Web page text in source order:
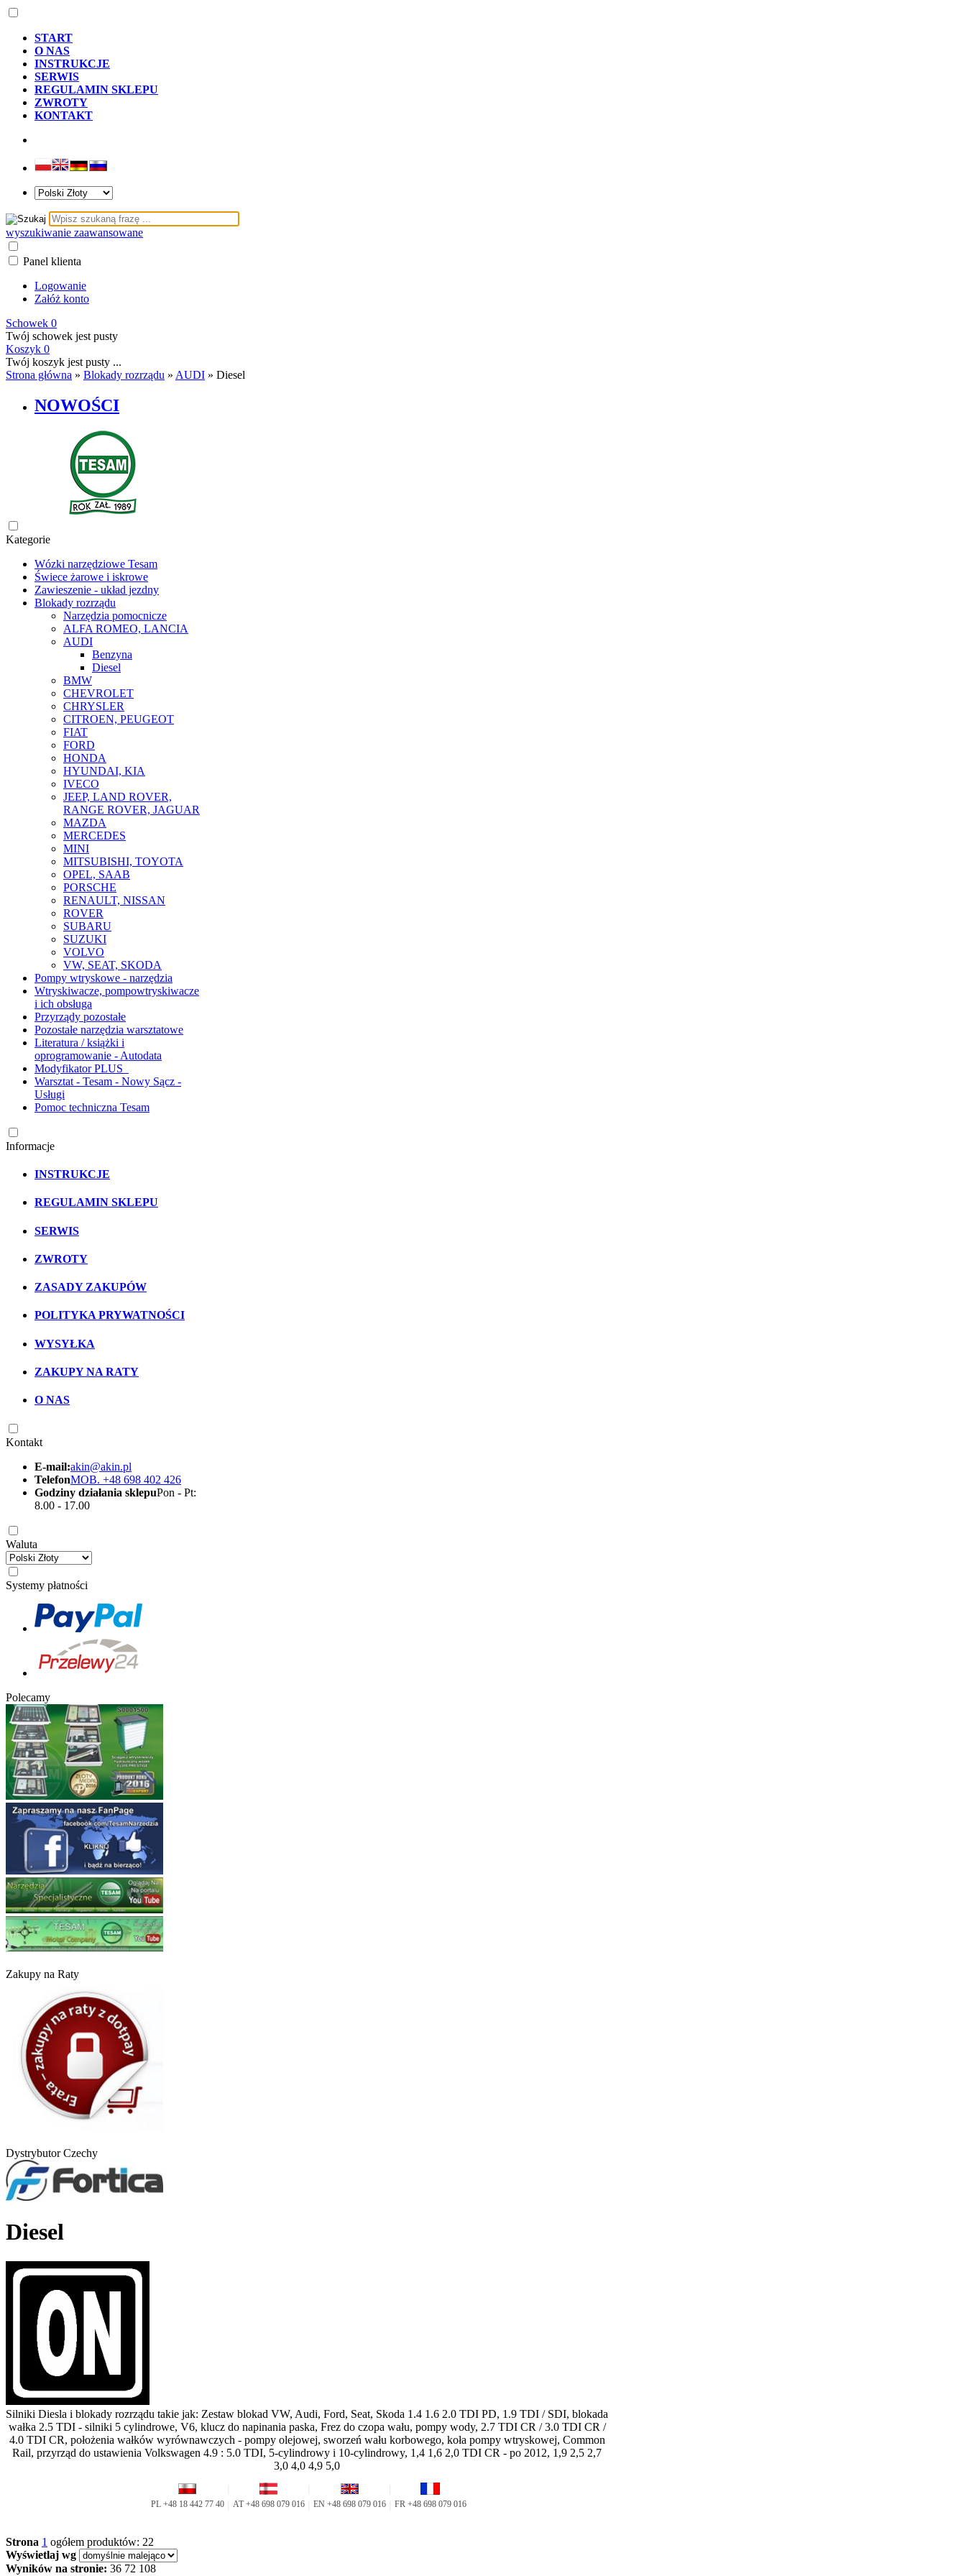
START
O NAS
INSTRUKCJE
SERWIS
REGULAMIN SKLEPU
ZWROTY
KONTAKT
wyszukiwanie zaawansowane
Panel klienta
Logowanie
Załóż konto
Schowek 0
Twój schowek jest pusty
Koszyk 0
Twój koszyk jest pusty ...
Strona główna » Blokady rozrządu » AUDI » Diesel
NOWOŚCI
Kategorie
Wózki narzędziowe Tesam
Świece żarowe i iskrowe
Zawieszenie - układ jezdny
Blokady rozrządu
Narzędzia pomocnicze
ALFA ROMEO, LANCIA
AUDI
Benzyna
Diesel
BMW
CHEVROLET
CHRYSLER
CITROEN, PEUGEOT
FIAT
FORD
HONDA
HYUNDAI, KIA
IVECO
JEEP, LAND ROVER,
RANGE ROVER, JAGUAR
MAZDA
MERCEDES
MINI
MITSUBISHI, TOYOTA
OPEL, SAAB
PORSCHE
RENAULT, NISSAN
ROVER
SUBARU
SUZUKI
VOLVO
VW, SEAT, SKODA
Pompy wtryskowe - narzędzia
Wtryskiwacze, pompowtryskiwacze
i ich obsługa
Przyrządy pozostałe
Pozostałe narzędzia warsztatowe
Literatura / książki i
oprogramowanie - Autodata
Modyfikator PLUS
Warsztat - Tesam - Nowy Sącz -
Usługi
Pomoc techniczna Tesam
Informacje
INSTRUKCJE
REGULAMIN SKLEPU
SERWIS
ZWROTY
ZASADY ZAKUPÓW
POLITYKA PRYWATNOŚCI
WYSYŁKA
ZAKUPY NA RATY
O NAS
Kontakt
E-mail:akin@akin.pl
TelefonMOB. +48 698 402 426
Godziny działania sklepuPon - Pt:
8.00 - 17.00
Waluta
Systemy płatności
Polecamy
Zakupy na Raty
Dystrybutor Czechy
Diesel
Silniki Diesla i blokady rozrządu takie jak: Zestaw blokad VW, Audi, Ford, Seat, Skoda 1.4 1.6 2.0 TDI PD, 1.9 TDI / SDI, blokada
wałka 2.5 TDI - silniki 5 cylindrowe, V6, klucz do napinania paska, Frez do czopa wału, pompy wody, 2.7 TDI CR / 3.0 TDI CR /
4.0 TDI CR, położenia wałków wyrównawczych - pompy olejowej, sworzeń wału korbowego, koła pompy wtryskowej, Common
Rail, przyrząd do ustawienia Volkswagen 4.9 : 5.0 TDI, 5-cylindrowy i 10-cylindrowy, 1,4 1,6 2,0 TDI CR - po 2012, 1,9 2,5 2,7
3,0 4,0 4,9 5,0
Strona 1 ogółem produktów: 22
Wyświetlaj wg
Wyników na stronie: 36 72 108